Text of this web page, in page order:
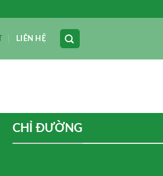
LIÊN HỆ
CHỈ ĐƯỜNG